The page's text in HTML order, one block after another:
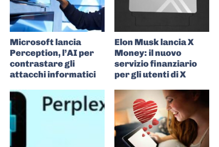
Microsoft lancia
Perception, l’AI per
contrastare gli
attacchi informatici
Elon Musk lancia X
Money: il nuovo
servizio finanziario
per gli utenti di X